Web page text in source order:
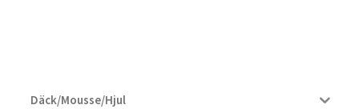
Däck/Mousse/Hjul